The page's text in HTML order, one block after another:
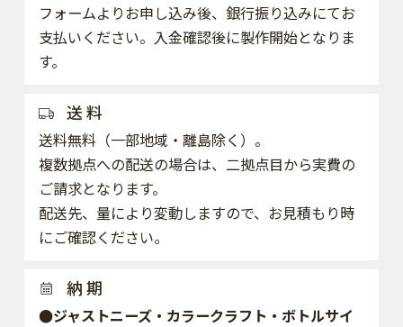
フォームよりお申し込み後、銀行振り込みにてお
支払いください。入金確認後に製作開始となりま
す。
送 料
送料無料（一部地域・離島除く）。
複数拠点への配送の場合は、二拠点目から実費の
ご請求となります。
配送先、量により変動しますので、お見積もり時
にご確認ください。
納 期
●ジャストニーズ・カラークラフト・ボトルサイ